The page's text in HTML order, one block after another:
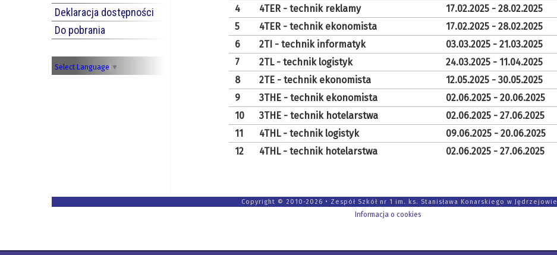
Deklaracja dostępności
Do pobrania
Select Language ▼
4
4TER - technik reklamy 17.02.2025 - 28.02.2025
5
4TER - technik ekonomista 17.02.2025 - 28.02.2025
6
2TI - technik informatyk 03.03.2025 - 21.03.2025
7
2TL - technik logistyk 24.03.2025 - 11.04.2025
8
2TE - technik ekonomista 12.05.2025 - 30.05.2025
9
3THE - technik ekonomista 02.06.2025 - 20.06.2025
10
3THE - technik hotelarstwa 02.06.2025 - 27.06.2025
11
4THL - technik logistyk 09.06.2025 - 20.06.2025
12
4THL - technik hotelarstwa 02.06.2025 - 27.06.2025
Copyright © 2010-2026 • Zespół Szkół nr 1 im. ks. Stanisława Konarskiego w Jędrzejowie
Informacja o cookies